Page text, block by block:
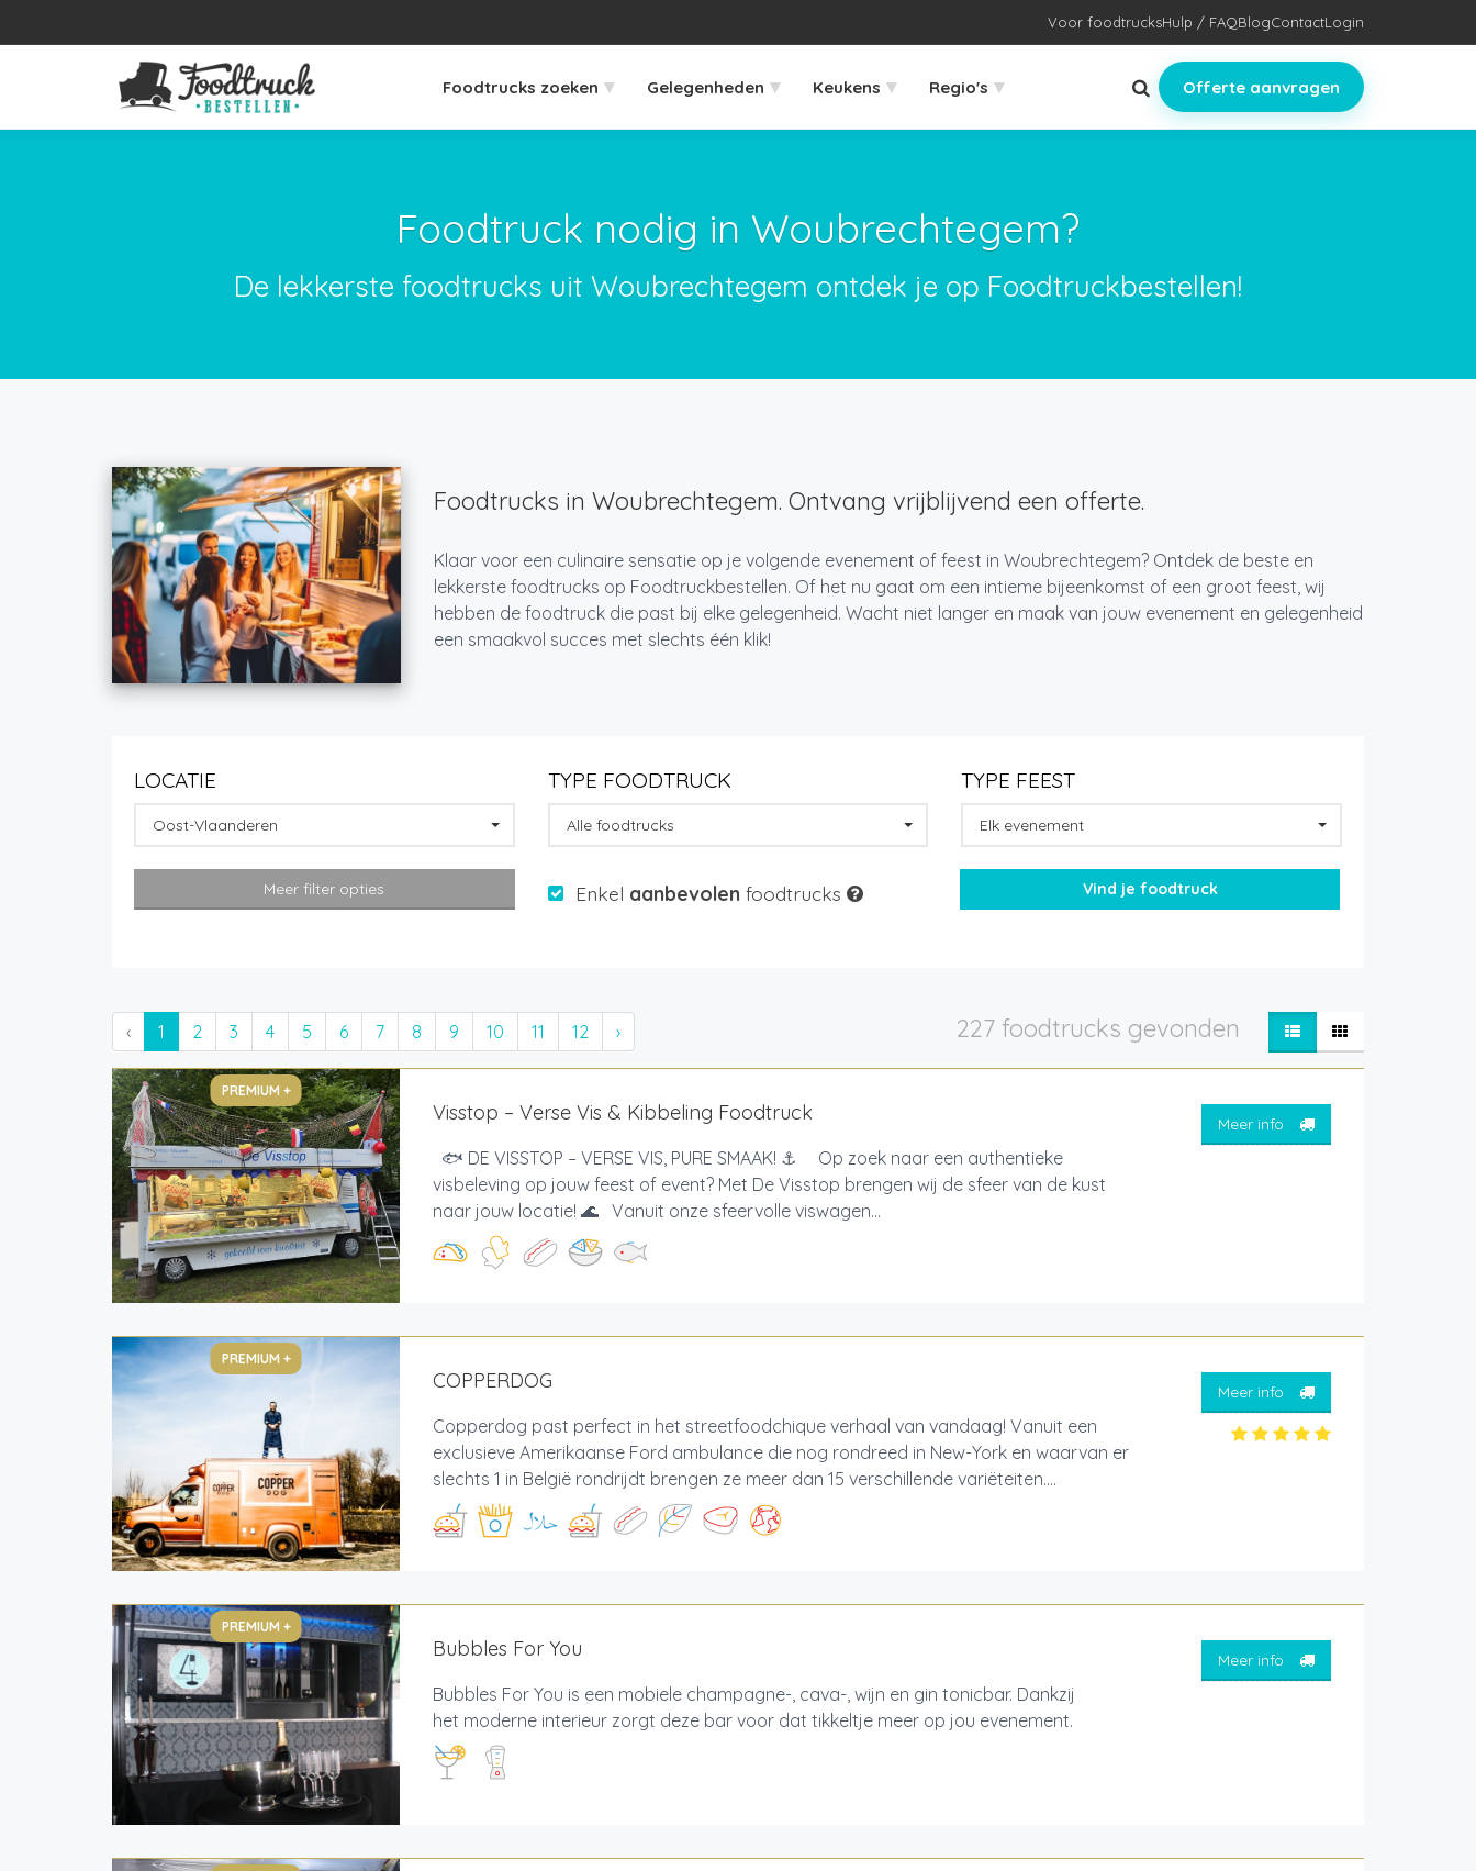
Voor foodtrucksHulp / FAQBlogContactLogin
Foodtrucks zoeken ▾ Gelegenheden ▾ Keukens ▾ Regio's ▾ Offerte aanvragen
Foodtruck nodig in Woubrechtegem?
De lekkerste foodtrucks uit Woubrechtegem ontdek je op Foodtruckbestellen!
Foodtrucks in Woubrechtegem. Ontvang vrijblijvend een offerte.
Klaar voor een culinaire sensatie op je volgende evenement of feest in Woubrechtegem? Ontdek de beste en
lekkerste foodtrucks op Foodtruckbestellen. Of het nu gaat om een intieme bijeenkomst of een groot feest, wij
hebben de foodtruck die past bij elke gelegenheid. Wacht niet langer en maak van jouw evenement en gelegenheid
een smaakvol succes met slechts één klik!
LOCATIE
Oost-Vlaanderen
TYPE FOODTRUCK
Alle foodtrucks
TYPE FEEST
Elk evenement
Meer filter opties Enkel aanbevolen foodtrucks
‹ 1 2 3 4 5 6 7 8 9 10 11 12 › 227 foodtrucks gevonden
PREMIUM +
Visstop – Verse Vis & Kibbeling Foodtruck
🐟 DE VISSTOP – VERSE VIS, PURE SMAAK! ⚓ Op zoek naar een authentieke
visbeleving op jouw feest of event? Met De Visstop brengen wij de sfeer van de kust
naar jouw locatie! 🌊 Vanuit onze sfeervolle viswagen...
Meer info
PREMIUM +
COPPERDOG
Copperdog past perfect in het streetfoodchique verhaal van vandaag! Vanuit een
exclusieve Amerikaanse Ford ambulance die nog rondreed in New-York en waarvan er
slechts 1 in België rondrijdt brengen ze meer dan 15 verschillende variëteiten....
Meer info
PREMIUM +
Bubbles For You
Bubbles For You is een mobiele champagne-, cava-, wijn en gin tonicbar. Dankzij
het moderne interieur zorgt deze bar voor dat tikkeltje meer op jou evenement.
Meer info